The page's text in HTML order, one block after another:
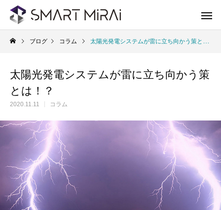
太陽光発電システム 蓄
ブログ コラム 太陽光発電システムが雷に立ち向かう策とは！？
太陽光発電システムが雷に立ち向かう策
とは！？
2020.11.11 コラム